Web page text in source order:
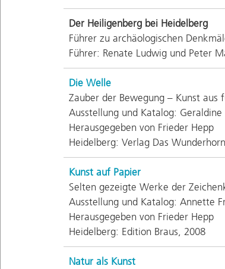
Der Heiligenberg bei Heidelberg
Führer zu archäologischen
Führer: Renate Ludwig und Peter
Die Welle
Zauber der Bewegung – Kunst aus
Ausstellung und Katalog:
Herausgegeben von Frieder Hepp
Heidelberg: Verlag Das
Kunst auf Papier
Selten gezeigte Werke der
Ausstellung und Katalog: Annette
Herausgegeben von Frieder Hepp
Heidelberg: Edition Braus, 2008
Natur als Kunst